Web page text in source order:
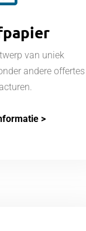
van uniek
andere offertes
>